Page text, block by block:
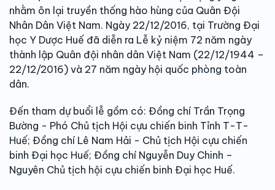
nhằm ôn lại truyền thống hào hùng của Quân Đội
Nhân Dân Việt Nam. Ngày 22/12/2016, tại Trường Đại
học Y Dược Huế đã diễn ra Lễ kỷ niệm 72 năm ngày
thành lập Quân đội nhân dân Việt Nam (22/12/1944 –
22/12/2016) và 27 năm ngày hội quốc phòng toàn
dân.
Đến tham dự buổi lễ gồm có: Đồng chí Trần Trọng
Bường - Phó Chủ tịch Hội cựu chiến binh Tỉnh T-T-
Huế; Đồng chí Lê Nam Hải - Chủ tịch Hội cựu chiến
binh Đại học Huế; Đồng chí Nguyễn Duy Chinh –
Nguyên Chủ tịch hội cựu chiến binh Đại học Huế.